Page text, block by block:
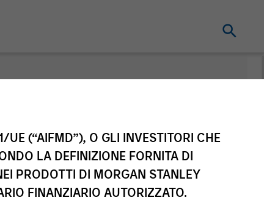
UE (“AIFMD”), O GLI INVESTITORI CHE
LA DEFINIZIONE FORNITA DI
PRODOTTI DI MORGAN STANLEY
FINANZIARIO AUTORIZZATO.